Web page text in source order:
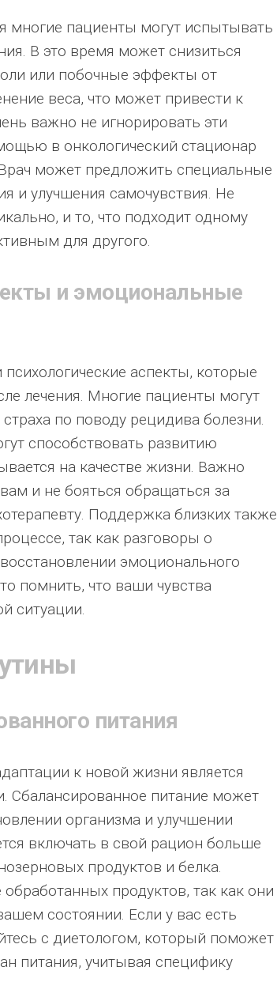
многие пациенты могут испытывать
В это время может снизиться
или побочные эффекты от
веса, что может привести к
важно не игнорировать эти
в онкологический стационар
может предложить специальные
и улучшения самочувствия. Не
и то, что подходит одному
для другого.
и эмоциональные
аспекты, которые
лечения. Многие пациенты могут
по поводу рецидива болезни.
способствовать развитию
на качестве жизни. Важно
и не бояться обращаться за
Поддержка близких также
так как разговоры о
эмоционального
помнить, что ваши чувства
ситуации.
питания
к новой жизни является
Сбалансированное питание может
организма и улучшении
включать в свой рацион больше
продуктов и белка.
продуктов, так как они
состоянии. Если у вас есть
с диетологом, который поможет
питания, учитывая специфику